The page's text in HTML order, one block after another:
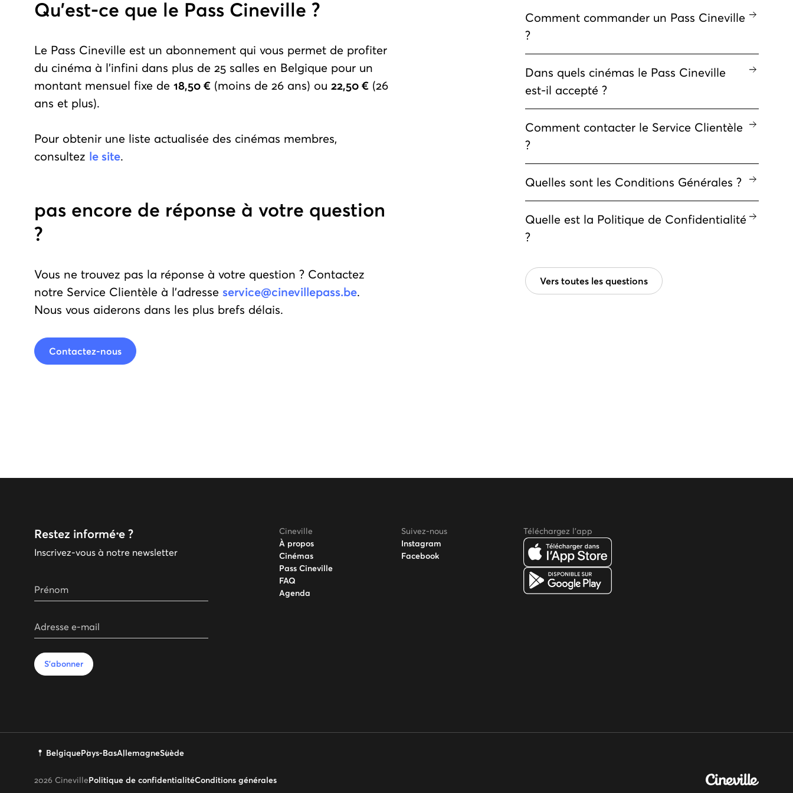
Qu’est-ce que le Pass Cineville ?
Le Pass Cineville est un abonnement qui vous permet de profiter
du cinéma à l'infini dans plus de 25 salles en Belgique pour un
montant mensuel fixe de 18,50 € (moins de 26 ans) ou 22,50 € (26
ans et plus).
Pour obtenir une liste actualisée des cinémas membres,
consultez le site.
pas encore de réponse à votre question
?
Vous ne trouvez pas la réponse à votre question ? Contactez
notre Service Clientèle à l'adresse service@cinevillepass.be.
Nous vous aiderons dans les plus brefs délais.
Contactez-nous
Comment commander un Pass Cineville
?
Dans quels cinémas le Pass Cineville
est-il accepté ?
Comment contacter le Service Clientèle
?
Quelles sont les Conditions Générales ?
Quelle est la Politique de Confidentialité
?
Vers toutes les questions
Restez informé⸱e ?
Inscrivez-vous à notre newsletter
Prénom
Adresse e-mail
S'abonner
Cineville
À propos
Cinémas
Pass Cineville
FAQ
Agenda
Suivez-nous
Instagram
Facebook
Téléchargez l'app
BelgiquePays-BasAllemagneSuède
2026 CinevillePolitique de confidentialitéConditions générales